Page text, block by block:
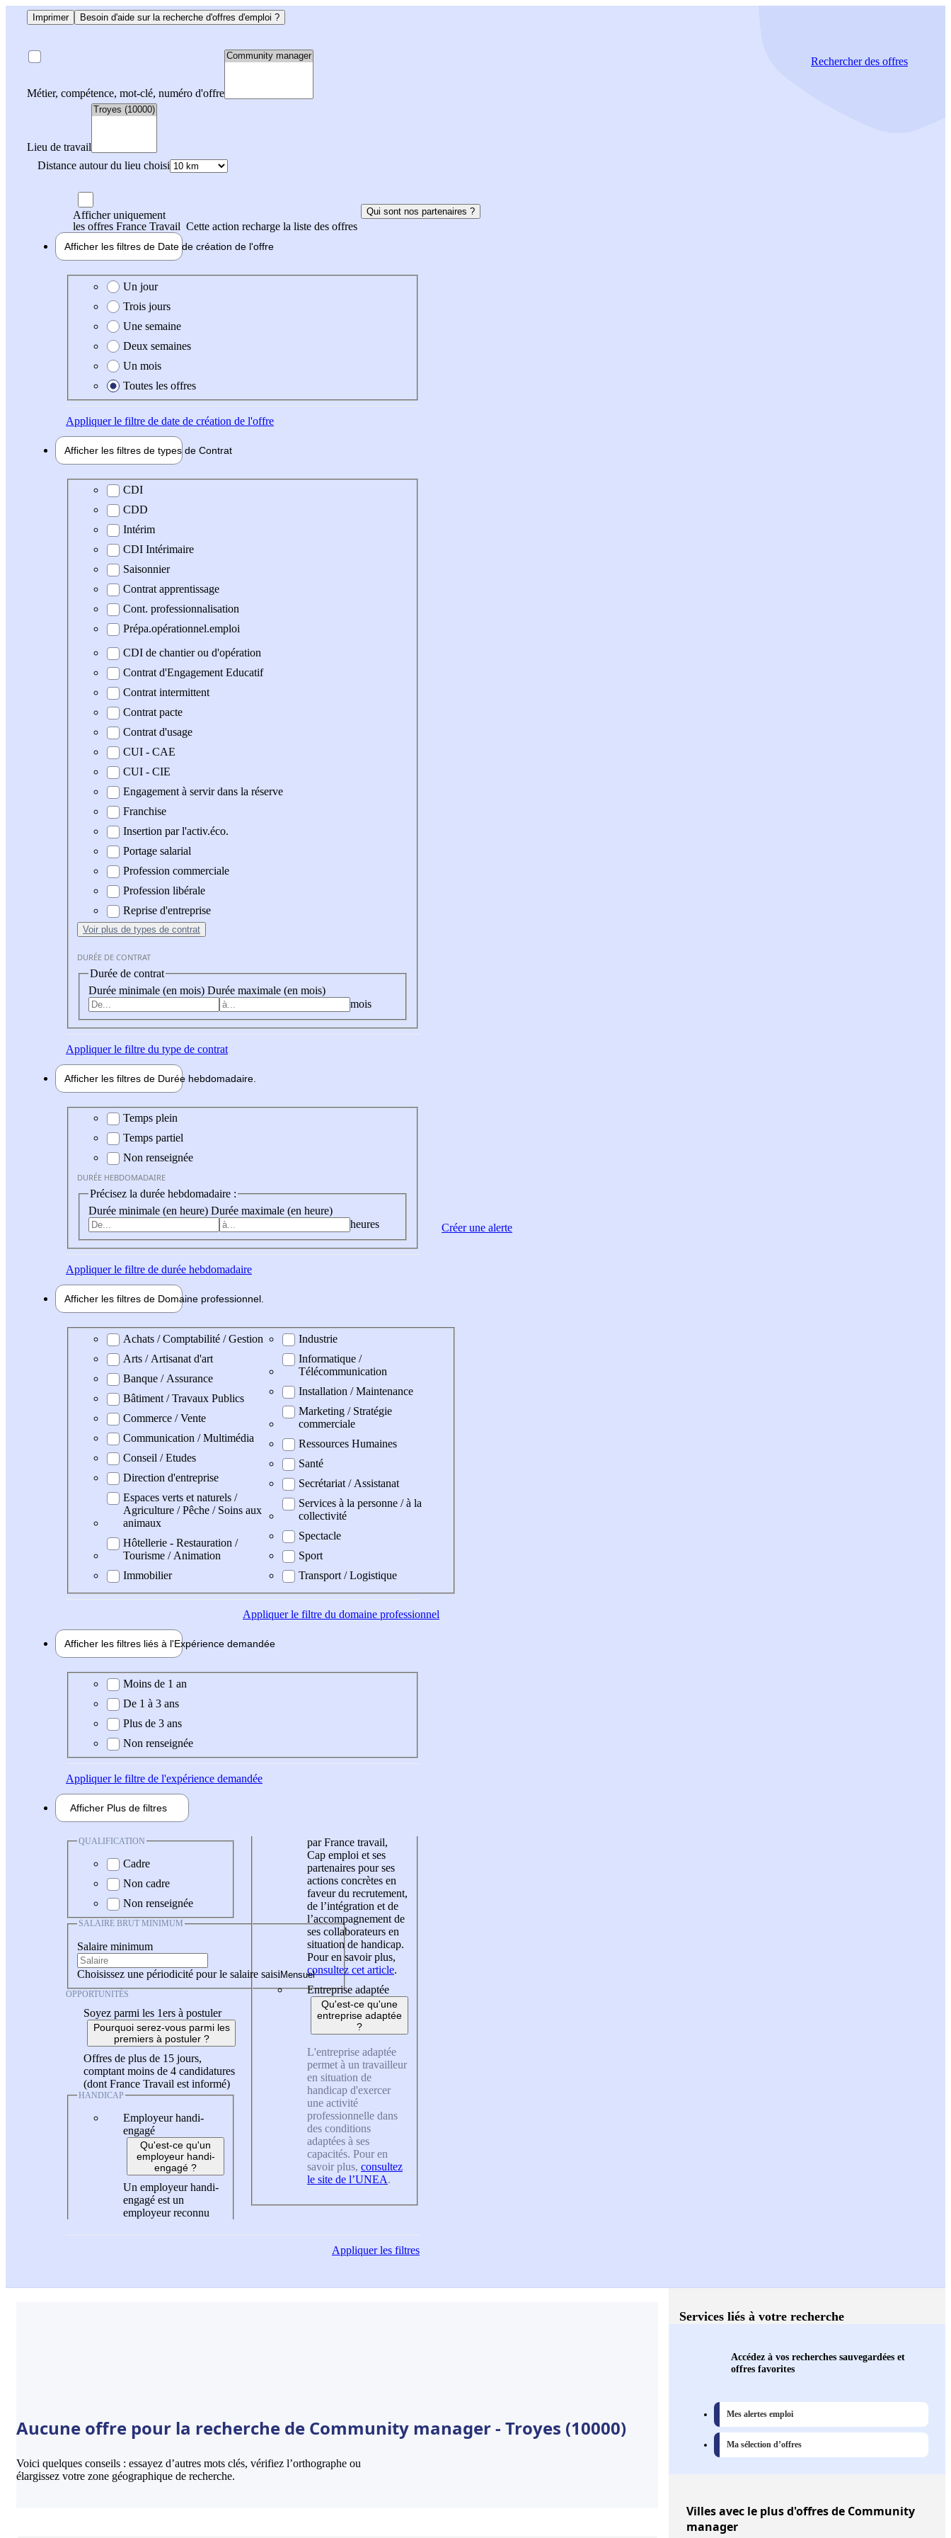
Imprimer Besoin d'aide sur la recherche d'offres d'emploi ?
Métier, compétence, mot-clé, numéro d'offre
Lieu de travail
Distance autour du lieu choisi
Rechercherdes offres
Afficher uniquement
les offres France Travail Cette action recharge la liste des offres
Qui sont nos partenaires ?
Afficher les filtres de Date de création de l'offre
Date de création de l'offre
Un jour
Trois jours
Une semaine
Deux semaines
Un mois
Toutes les offres
Appliquerle filtre de date de création de l'offre
Afficher les filtres de types de Contrat
Type de contrat
CDI
CDD
Intérim
CDI Intérimaire
Saisonnier
Contrat apprentissage
Cont. professionnalisation
Prépa.opérationnel.emploi
CDI de chantier ou d'opération
Contrat d'Engagement Educatif
Contrat intermittent
Contrat pacte
Contrat d'usage
CUI - CAE
CUI - CIE
Engagement à servir dans la réserve
Franchise
Insertion par l'activ.éco.
Portage salarial
Profession commerciale
Profession libérale
Reprise d'entreprise
Voir plus de types de contrat
DURÉE DE CONTRAT
Durée de contrat
Durée minimale (en mois) Durée maximale (en mois)
mois
Appliquerle filtre du type de contrat
Afficher les filtres de Durée hebdomadaire
Durée hebdomadaire
Temps plein
Temps partiel
Non renseignée
DURÉE HEBDOMADAIRE
Précisez la durée hebdomadaire :
Durée minimale (en heure) Durée maximale (en heure)
heures
Appliquerle filtre de durée hebdomadaire
Afficher les filtres de Domaine professionnel
Domaine professionel
Achats / Comptabilité / Gestion
Arts / Artisanat d'art
Banque / Assurance
Bâtiment / Travaux Publics
Commerce / Vente
Communication / Multimédia
Conseil / Etudes
Direction d'entreprise
Espaces verts et naturels /
Agriculture / Pêche / Soins aux
animaux
Hôtellerie - Restauration /
Tourisme / Animation
Immobilier
Industrie
Informatique /
Télécommunication
Installation / Maintenance
Marketing / Stratégie
commerciale
Ressources Humaines
Santé
Secrétariat / Assistanat
Services à la personne / à la
collectivité
Spectacle
Sport
Transport / Logistique
Appliquerle filtre du domaine professionnel
Afficher les filtres liés à l'Expérience demandée
Expérience demandée
Moins de 1 an
De 1 à 3 ans
Plus de 3 ans
Non renseignée
Appliquerle filtre de l'expérience demandée
Afficher Plus de filtres
QUALIFICATION
Cadre
Non cadre
Non renseignée
SALAIRE BRUT MINIMUM
Salaire minimum
Choisissez une périodicité pour le salaire saisi
OPPORTUNITÉS
Soyez parmi les 1ers à postuler
Pourquoi serez-vous parmi les
premiers à postuler ?
Offres de plus de 15 jours,
comptant moins de 4 candidatures
(dont France Travail est informé)
HANDICAP
Employeur handi-
engagé
Qu'est-ce qu'un
employeur handi-
engagé ?
Un employeur handi-
engagé est un
employeur reconnu
par France travail,
Cap emploi et ses
partenaires pour ses
actions concrètes en
faveur du recrutement,
de l’intégration et de
l’accompagnement de
ses collaborateurs en
situation de handicap.
Pour en savoir plus,
consultez cet article.
Entreprise adaptée
Qu'est-ce qu'une
entreprise adaptée
?
L'entreprise adaptée
permet à un travailleur
en situation de
handicap d'exercer
une activité
professionnelle dans
des conditions
adaptées à ses
capacités. Pour en
savoir plus, consultez
le site de l’UNEA.
Appliquerles filtres
Créer une alerte
Aucune offre pour la recherche de Community manager - Troyes (10000)
Voici quelques conseils : essayez d’autres mots clés, vérifiez l’orthographe ou
élargissez votre zone géographique de recherche.
Services liés à votre recherche
Accédez à vos recherches sauvegardées et
offres favorites
Mes alertes emploi
Ma sélection d’offres
Villesavec le plus d'offres de Community
manager